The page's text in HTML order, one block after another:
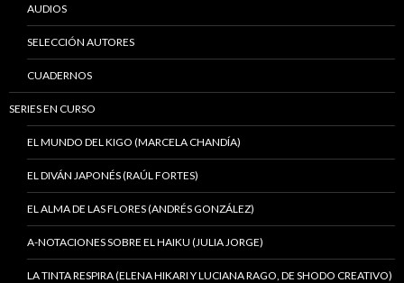
AUDIOS
SELECCIÓN AUTORES
CUADERNOS
SERIES EN CURSO
EL MUNDO DEL KIGO (MARCELA CHANDÍA)
EL DIVÁN JAPONÉS (RAÚL FORTES)
EL ALMA DE LAS FLORES (ANDRÉS GONZÁLEZ)
A-NOTACIONES SOBRE EL HAIKU (JULIA JORGE)
LA TINTA RESPIRA (ELENA HIKARI Y LUCIANA RAGO, DE SHODO CREATIVO)